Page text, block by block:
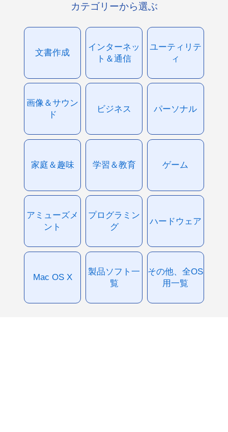
カテゴリーから選ぶ
文書作成
インターネッ
ト＆通信
ユーティリテ
ィ
画像＆サウン
ド
ビジネス パーソナル
家庭＆趣味 学習＆教育 ゲーム
アミューズメ
ント
プログラミン
グ
ハードウェア
Mac OS X
製品ソフト一
覧
その他、全OS
用一覧